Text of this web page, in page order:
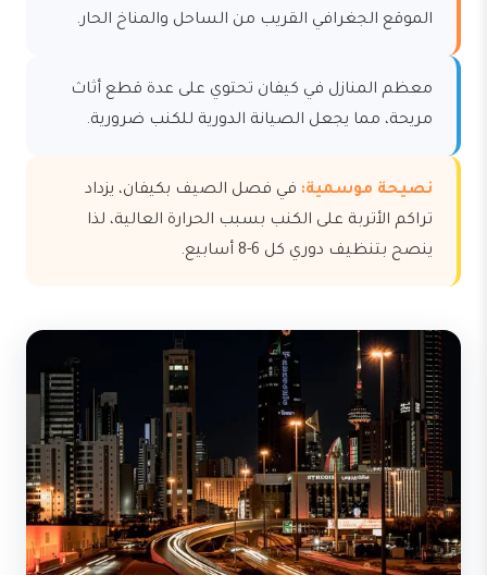
الموقع الجغرافي القريب من الساحل والمناخ الحار.
معظم المنازل في كيفان تحتوي على عدة قطع أثاث
مريحة، مما يجعل الصيانة الدورية للكنب ضرورية.
نصيحة موسمية: في فصل الصيف بكيفان، يزداد
تراكم الأتربة على الكنب بسبب الحرارة العالية، لذا
ينصح بتنظيف دوري كل 6-8 أسابيع.